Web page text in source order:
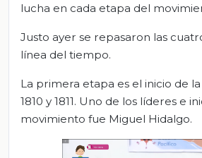
lucha en cada etapa del
Justo ayer se repasaron las
línea del tiempo.
La primera etapa es el inicio de
1810 y 1811. Uno de los líderes e
movimiento fue Miguel Hidalgo.